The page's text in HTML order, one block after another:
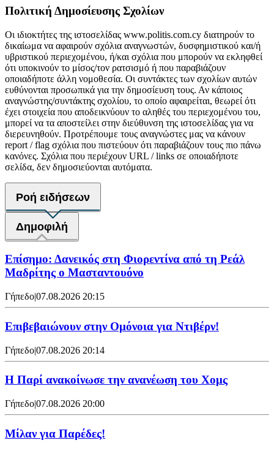
Πολιτική Δημοσίευσης Σχολίων
Οι ιδιοκτήτες της ιστοσελίδας www.politis.com.cy διατηρούν το
δικαίωμα να αφαιρούν σχόλια αναγνωστών, δυσφημιστικού και/ή
υβριστικού περιεχομένου, ή/και σχόλια που μπορούν να εκληφθεί
ότι υποκινούν το μίσος/τον ρατσισμό ή που παραβιάζουν
οποιαδήποτε άλλη νομοθεσία. Οι συντάκτες των σχολίων αυτών
ευθύνονται προσωπικά για την δημοσίευση τους. Αν κάποιος
αναγνώστης/συντάκτης σχολίου, το οποίο αφαιρείται, θεωρεί ότι
έχει στοιχεία που αποδεικνύουν το αληθές του περιεχομένου του,
μπορεί να τα αποστείλει στην διεύθυνση της ιστοσελίδας για να
διερευνηθούν. Προτρέπουμε τους αναγνώστες μας να κάνουν
report / flag σχόλια που πιστεύουν ότι παραβιάζουν τους πιο πάνω
κανόνες. Σχόλια που περιέχουν URL / links σε οποιαδήποτε
σελίδα, δεν δημοσιεύονται αυτόματα.
Ροή ειδήσεων
Δημοφιλή
Επίσημο: Δανεικός στη Φιορεντίνα από τη Ρεάλ
Μαδρίτης ο Μασταντουόνο
Γήπεδο|07.08.2026 20:15
Επιβεβαιώνουν στην Ομόνοια για Ντιβέρν!
Γήπεδο|07.08.2026 20:14
Η Παρί ανακοίνωσε την ανανέωση του Χομς
Γήπεδο|07.08.2026 20:00
Μίλαν για Παρέδες!